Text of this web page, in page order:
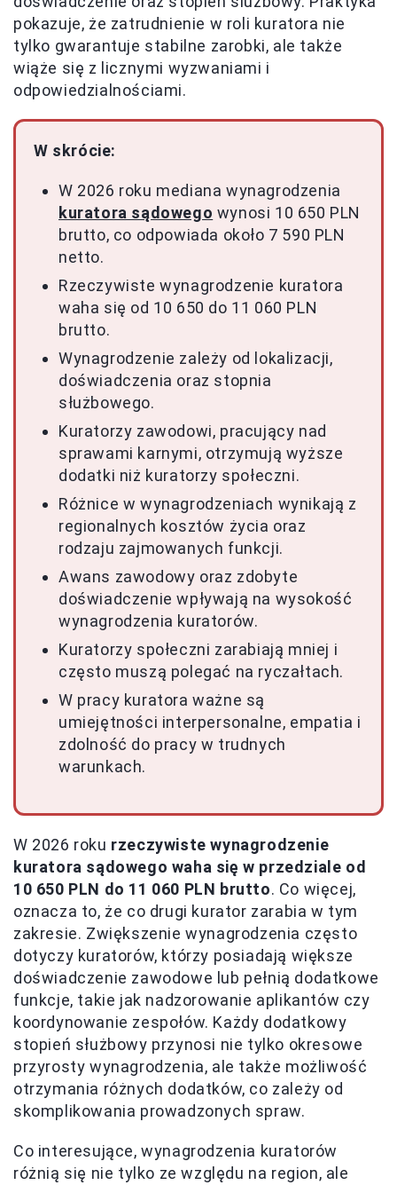
pokazuje, że zatrudnienie w roli kuratora nie
tylko gwarantuje stabilne zarobki, ale także
wiąże się z licznymi wyzwaniami i
odpowiedzialnościami.
W skrócie:
W 2026 roku mediana wynagrodzenia
kuratora sądowego wynosi 10 650 PLN
brutto, co odpowiada około 7 590 PLN
netto.
Rzeczywiste wynagrodzenie kuratora
waha się od 10 650 do 11 060 PLN
brutto.
Wynagrodzenie zależy od lokalizacji,
doświadczenia oraz stopnia
służbowego.
Kuratorzy zawodowi, pracujący nad
sprawami karnymi, otrzymują wyższe
dodatki niż kuratorzy społeczni.
Różnice w wynagrodzeniach wynikają z
regionalnych kosztów życia oraz
rodzaju zajmowanych funkcji.
Awans zawodowy oraz zdobyte
doświadczenie wpływają na wysokość
wynagrodzenia kuratorów.
Kuratorzy społeczni zarabiają mniej i
często muszą polegać na ryczałtach.
W pracy kuratora ważne są
umiejętności interpersonalne, empatia i
zdolność do pracy w trudnych
warunkach.
W 2026 roku rzeczywiste wynagrodzenie
kuratora sądowego waha się w przedziale od
10 650 PLN do 11 060 PLN brutto. Co więcej,
oznacza to, że co drugi kurator zarabia w tym
zakresie. Zwiększenie wynagrodzenia często
dotyczy kuratorów, którzy posiadają większe
doświadczenie zawodowe lub pełnią dodatkowe
funkcje, takie jak nadzorowanie aplikantów czy
koordynowanie zespołów. Każdy dodatkowy
stopień służbowy przynosi nie tylko okresowe
przyrosty wynagrodzenia, ale także możliwość
otrzymania różnych dodatków, co zależy od
skomplikowania prowadzonych spraw.
Co interesujące, wynagrodzenia kuratorów
różnią się nie tylko ze względu na region, ale